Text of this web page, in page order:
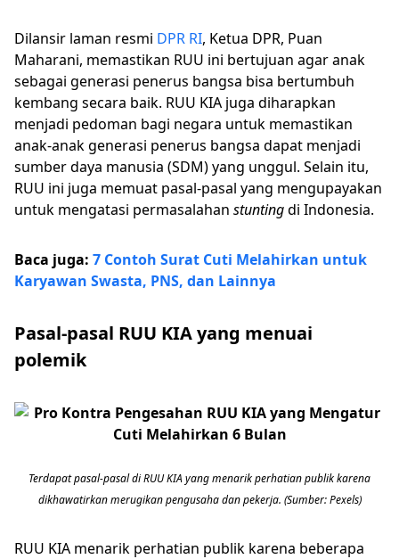
Dilansir laman resmi DPR RI, Ketua DPR, Puan
Maharani, memastikan RUU ini bertujuan agar anak
sebagai generasi penerus bangsa bisa bertumbuh
kembang secara baik. RUU KIA juga diharapkan
menjadi pedoman bagi negara untuk memastikan
anak-anak generasi penerus bangsa dapat menjadi
sumber daya manusia (SDM) yang unggul. Selain itu,
RUU ini juga memuat pasal-pasal yang mengupayakan
untuk mengatasi permasalahan stuntingdi Indonesia.
Baca juga: 7 Contoh Surat Cuti Melahirkan untuk
Karyawan Swasta, PNS, dan Lainnya
Pasal-pasal RUU KIA yang menuai
polemik
Terdapat pasal-pasal di RUU KIA yang menarik perhatian publik karena
dikhawatirkan merugikan pengusaha dan pekerja. (Sumber: Pexels)
RUU KIA menarik perhatian publik karena beberapa